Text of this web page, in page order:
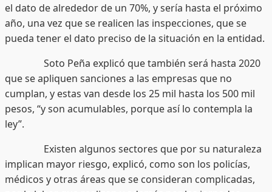
el dato de alrededor de un 70%, y sería hasta el próximo
año, una vez que se realicen las inspecciones, que se
pueda tener el dato preciso de la situación en la entidad.
Soto Peña explicó que también será hasta 2020
que se apliquen sanciones a las empresas que no
cumplan, y estas van desde los 25 mil hasta los 500 mil
pesos, “y son acumulables, porque así lo contempla la
ley”.
Existen algunos sectores que por su naturaleza
implican mayor riesgo, explicó, como son los policías,
médicos y otras áreas que se consideran complicadas,